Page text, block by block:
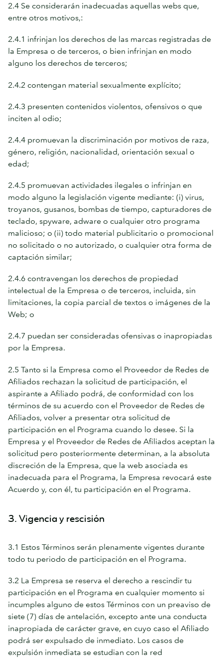
2.4 Se considerarán inadecuadas aquellas webs que,
entre otros motivos,:
2.4.1 infrinjan los derechos de las marcas registradas de
la Empresa o de terceros, o bien infrinjan en modo
alguno los derechos de terceros;
2.4.2 contengan material sexualmente explícito;
2.4.3 presenten contenidos violentos, ofensivos o que
inciten al odio;
2.4.4 promuevan la discriminación por motivos de raza,
género, religión, nacionalidad, orientación sexual o
edad;
2.4.5 promuevan actividades ilegales o infrinjan en
modo alguno la legislación vigente mediante: (i) virus,
troyanos, gusanos, bombas de tiempo, capturadores de
teclado, spyware, adware o cualquier otro programa
malicioso; o (ii) todo material publicitario o promocional
no solicitado o no autorizado, o cualquier otra forma de
captación similar;
2.4.6 contravengan los derechos de propiedad
intelectual de la Empresa o de terceros, incluida, sin
limitaciones, la copia parcial de textos o imágenes de la
Web; o
2.4.7 puedan ser consideradas ofensivas o inapropiadas
por la Empresa.
2.5 Tanto si la Empresa como el Proveedor de Redes de
Afiliados rechazan la solicitud de participación, el
aspirante a Afiliado podrá, de conformidad con los
términos de su acuerdo con el Proveedor de Redes de
Afiliados, volver a presentar otra solicitud de
participación en el Programa cuando lo desee. Si la
Empresa y el Proveedor de Redes de Afiliados aceptan la
solicitud pero posteriormente determinan, a la absoluta
discreción de la Empresa, que la web asociada es
inadecuada para el Programa, la Empresa revocará este
Acuerdo y, con él, tu participación en el Programa.
3. Vigencia y rescisión
3.1 Estos Términos serán plenamente vigentes durante
todo tu periodo de participación en el Programa.
3.2 La Empresa se reserva el derecho a rescindir tu
participación en el Programa en cualquier momento si
incumples alguno de estos Términos con un preaviso de
siete (7) días de antelación, excepto ante una conducta
inapropiada de carácter grave, en cuyo caso el Afiliado
podrá ser expulsado de inmediato. Los casos de
expulsión inmediata se estudian con la red